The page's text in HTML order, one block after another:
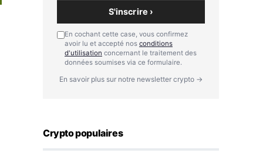
S'inscrire ›
En cochant cette case, vous confirmez
avoir lu et accepté nos conditions
d'utilisation concernant le traitement des
données soumises via ce formulaire.
En savoir plus sur notre newsletter crypto →
Crypto populaires